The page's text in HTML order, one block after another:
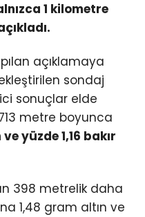
1 kilometre
açıklamaya
sondaj
sonuçlar elde
metre boyunca
yüzde 1,16 bakır
398 metrelik daha
1,48 gram altın ve